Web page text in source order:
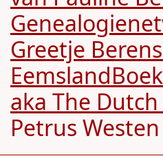
Greetje
aka The
Petrus